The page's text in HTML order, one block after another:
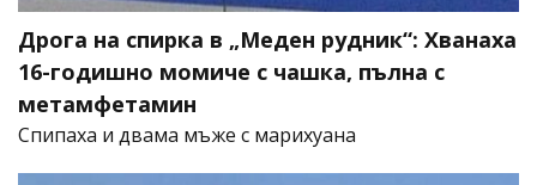
Дрога на спирка в „Меден рудник“: Хванаха
16-годишно момиче с чашка, пълна с
метамфетамин
Спипаха и двама мъже с марихуана